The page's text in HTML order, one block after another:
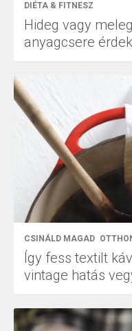
DIÉTA & FITNESZ
Hideg vagy
anyagcsere
CSINÁLD MAGAD
Így fess textilt
vintage hatás